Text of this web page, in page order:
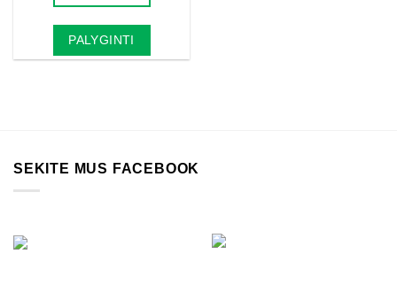
PALYGINTI
SEKITE MUS FACEBOOK